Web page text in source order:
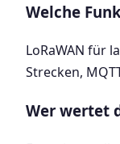
Welche
LoRaWAN für
Strecken,
Wer wertet